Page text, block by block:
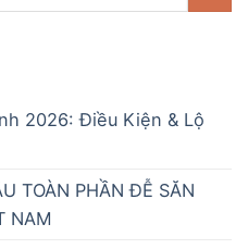
2026: Điều Kiện & Lộ
TOÀN PHẦN ĐỄ SĂN
NAM